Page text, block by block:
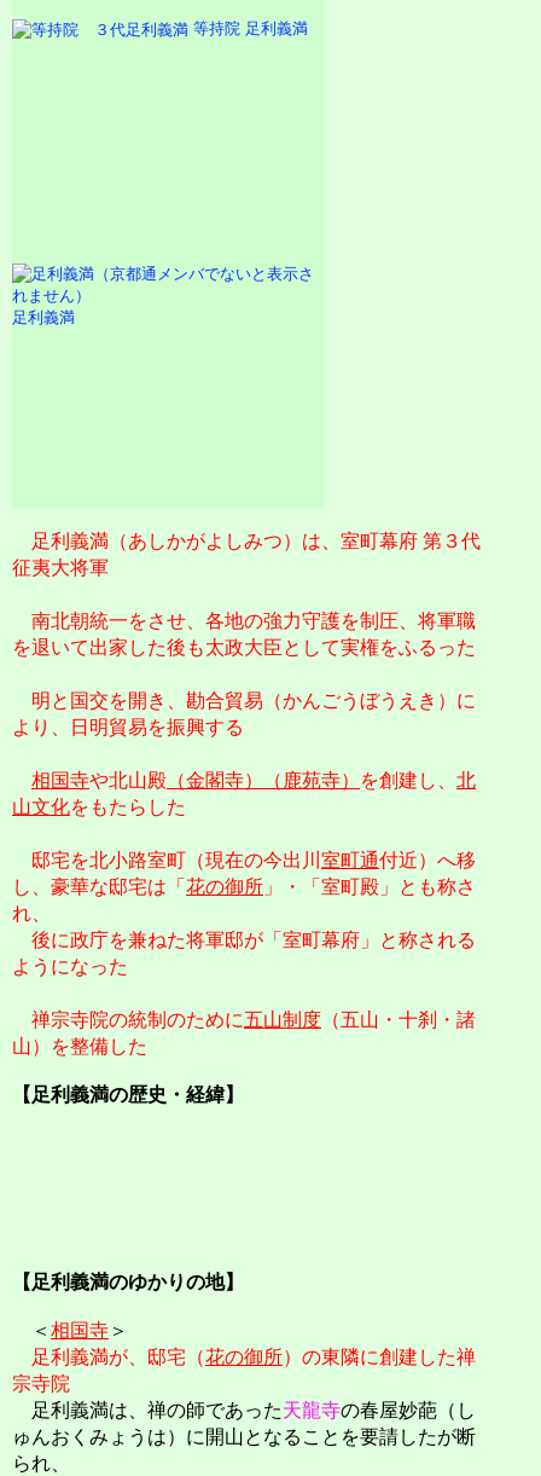
等持院 足利義満
足利義満
足利義満（あしかがよしみつ）は、室町幕府 第３代
征夷大将軍
南北朝統一をさせ、各地の強力守護を制圧、将軍職
を退いて出家した後も太政大臣として実権をふるった
明と国交を開き、勘合貿易（かんごうぼうえき）に
より、日明貿易を振興する
相国寺や北山殿 （金閣寺）（鹿苑寺） を創建し、 北
山文化をもたらした
邸宅を北小路室町（現在の今出川 室町通付近）へ移
し、豪華な邸宅は「 花の御所 」・「室町殿」とも称さ
れ、
後に政庁を兼ねた将軍邸が「室町幕府」と称される
ようになった
禅宗寺院の統制のために五山制度 （五山・十刹・諸
山）を整備した
【足利義満の歴史・経緯】
【足利義満のゆかりの地】
＜ 相国寺 ＞
足利義満が、邸宅（花の御所）の東隣に創建した禅
宗寺院
足利義満は、禅の師であった天龍寺の春屋妙葩（し
ゅんおくみょうは）に開山となることを要請したが断
られ、